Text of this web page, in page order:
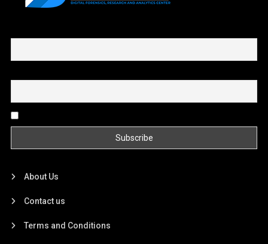
About Us
Contact us
Terms and Conditions